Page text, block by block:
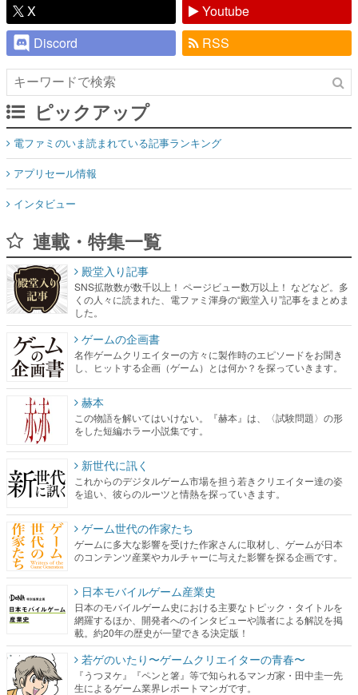
X
Youtube
Discord
RSS
ピックアップ
電ファミのいま読まれている記事ランキング
アプリセール情報
インタビュー
連載・特集一覧
殿堂入り記事
SNS拡散数が数千以上！ ページビュー数万以上！ などなど。多
くの人々に読まれた、電ファミ渾身の“殿堂入り”記事をまとめま
した。
ゲームの企画書
名作ゲームクリエイターの方々に製作時のエピソードをお聞き
し、ヒットする企画（ゲーム）とは何か？を探っていきます。
赫本
この物語を解いてはいけない。『赫本』は、〈試験問題〉の形
をした短編ホラー小説集です。
新世代に訊く
これからのデジタルゲーム市場を担う若きクリエイター達の姿
を追い、彼らのルーツと情熱を探っていきます。
ゲーム世代の作家たち
ゲームに多大な影響を受けた作家さんに取材し、ゲームが日本
のコンテンツ産業やカルチャーに与えた影響を探る企画です。
日本モバイルゲーム産業史
日本のモバイルゲーム史における主要なトピック・タイトルを
網羅するほか、開発者へのインタビューや識者による解説を掲
載。約20年の歴史が一望できる決定版！
若ゲのいたり〜ゲームクリエイターの青春〜
『うつヌケ』『ペンと箸』等で知られるマンガ家・田中圭一先
生によるゲーム業界レポートマンガです。